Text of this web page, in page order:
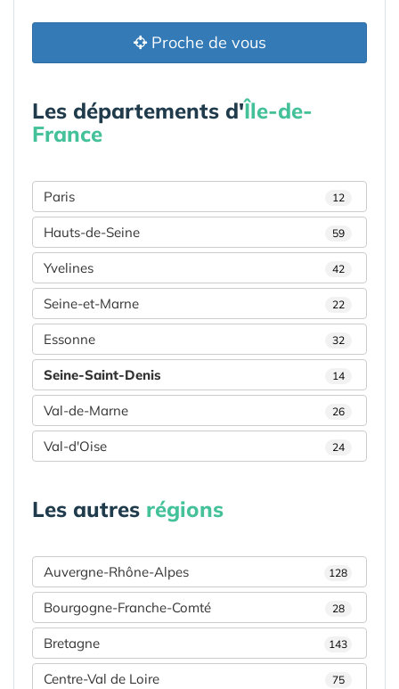
Proche de vous
Les départements d'Île-de-
France
Paris 12
Hauts-de-Seine 59
Yvelines 42
Seine-et-Marne 22
Essonne 32
Seine-Saint-Denis 14
Val-de-Marne 26
Val-d'Oise 24
Les autres régions
Auvergne-Rhône-Alpes 128
Bourgogne-Franche-Comté 28
Bretagne 143
Centre-Val de Loire 75